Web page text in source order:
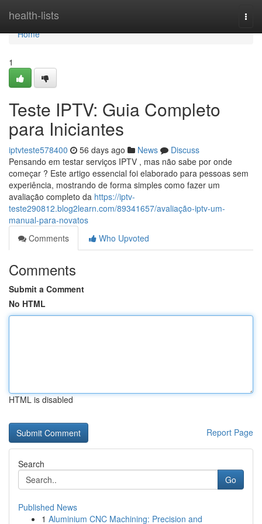
health-lists
Home
Home
1
Teste IPTV: Guia Completo
para Iniciantes
iptvteste578400 56 days ago News
Discuss
Pensando em testar serviços IPTV , mas não sabe por onde
começar ? Este artigo essencial foi elaborado para pessoas sem
experiência, mostrando de forma simples como fazer um
avaliação completo da https://iptv-
teste290812.blog2learn.com/89341657/avaliação-iptv-um-
manual-para-novatos
Comments
Who Upvoted
Comments
Submit a Comment
No HTML
HTML is disabled
Report Page
Search
Go
Published News
1 Aluminium CNC Machining: Precision and